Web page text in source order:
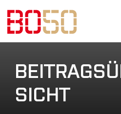
SICHT